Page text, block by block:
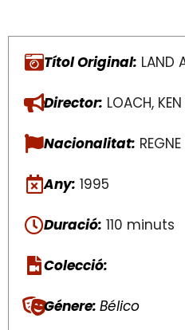
Títol Original: LAND
Director: LOACH, KEN
Nacionalitat:
Any: 1995
Duració: 110 minuts
Colecció:
Génere: Bélico